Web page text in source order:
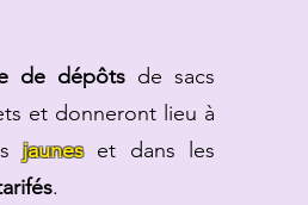
de dépôtsde sacs
et donneront lieu à
jauneset dans les
.